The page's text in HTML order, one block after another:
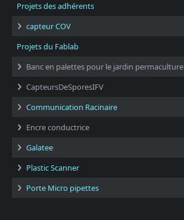
Projets des adhérents
capteur COV
Projets du Fablab
Banc en palettes pour le jardin permaculture
CapteursDeSporesIFV
Communication Racinaire
Encre conductrice
Galatee
Plastic Scanner
Porte Micro pipettes